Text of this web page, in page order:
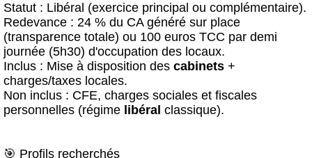
Statut : Libéral (exercice principal ou complémentaire).
Redevance : 24 % du CA généré sur place
(transparence totale) ou 100 euros TCC par demi
journée (5h30) d'occupation des locaux.
Inclus : Mise à disposition des cabinets +
charges/taxes locales.
Non inclus : CFE, charges sociales et fiscales
personnelles (régime libéral classique).
🎯 Profils recherchés